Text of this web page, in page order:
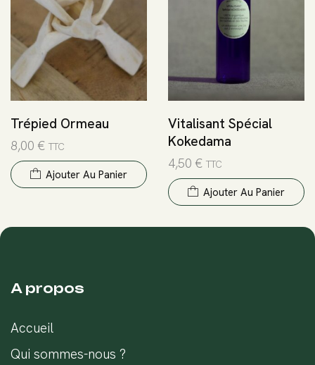
Trépied Ormeau
8,00 € TTC
Ajouter Au Panier
Vitalisant Spécial
Kokedama
4,50 € TTC
Ajouter Au Panier
A propos
Accueil
Qui sommes-nous ?